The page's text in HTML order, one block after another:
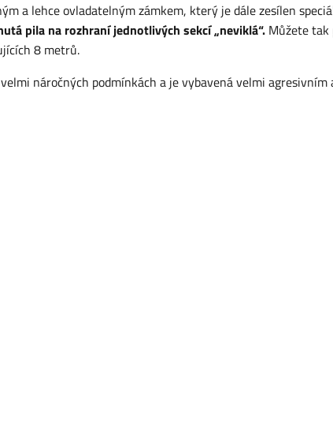
a lehce ovladatelným zámkem, který je dále zesílen
pila na rozhraní jednotlivých sekcí „neviklá“. Můžete tak
8 metrů.
náročných podmínkách a je vybavená velmi agresivním